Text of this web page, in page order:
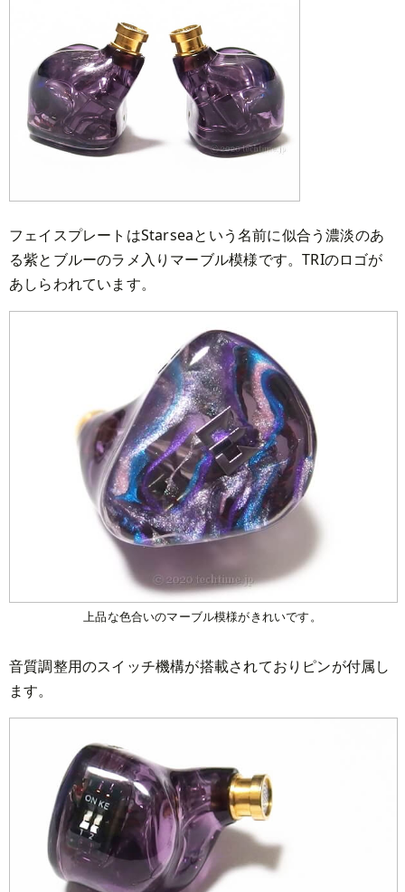
フェイスプレートはStarseaという名前に似合う濃淡のあ
る紫とブルーのラメ入りマーブル模様です。TRIのロゴが
あしらわれています。
上品な色合いのマーブル模様がきれいです。
音質調整用のスイッチ機構が搭載されておりピンが付属し
ます。